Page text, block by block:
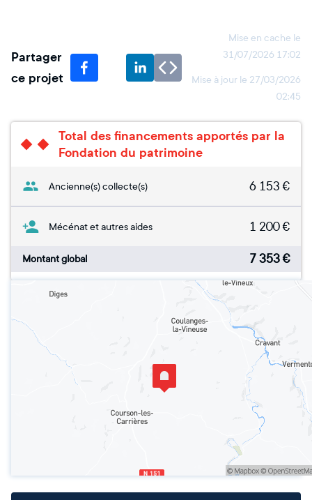
Partager
ce projet
Mise en cache le
31/07/2026 17:02
Mise à jour le 27/03/2026
02:45
Total des financements apportés par la
Fondation du patrimoine
Ancienne(s) collecte(s) 6 153 €
Mécénat et autres aides 1 200€
Montant global 7 353€